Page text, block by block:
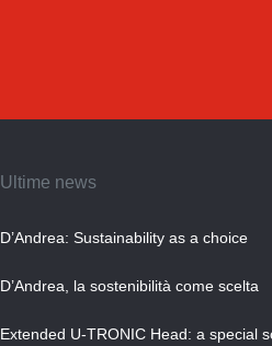
Ultime news
D’Andrea: Sustainability as a choice
D’Andrea, la sostenibilità come scelta
Extended U-TRONIC Head: a special